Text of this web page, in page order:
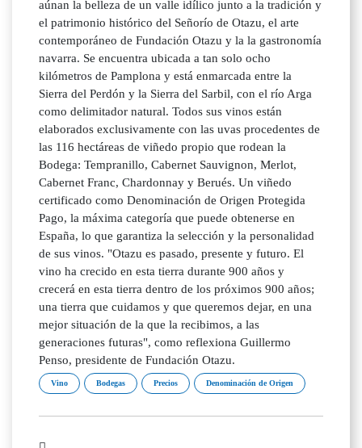
aúnan la belleza de un valle idílico junto a la tradición y
el patrimonio histórico del Señorío de Otazu, el arte
contemporáneo de Fundación Otazu y la la gastronomía
navarra. Se encuentra ubicada a tan solo ocho
kilómetros de Pamplona y está enmarcada entre la
Sierra del Perdón y la Sierra del Sarbil, con el río Arga
como delimitador natural. Todos sus vinos están
elaborados exclusivamente con las uvas procedentes de
las 116 hectáreas de viñedo propio que rodean la
Bodega: Tempranillo, Cabernet Sauvignon, Merlot,
Cabernet Franc, Chardonnay y Berués. Un viñedo
certificado como Denominación de Origen Protegida
Pago, la máxima categoría que puede obtenerse en
España, lo que garantiza la selección y la personalidad
de sus vinos. "Otazu es pasado, presente y futuro. El
vino ha crecido en esta tierra durante 900 años y
crecerá en esta tierra dentro de los próximos 900 años;
una tierra que cuidamos y que queremos dejar, en una
mejor situación de la que la recibimos, a las
generaciones futuras", como reflexiona Guillermo
Penso, presidente de Fundación Otazu.
Vino Bodegas Precios Denominación de Origen